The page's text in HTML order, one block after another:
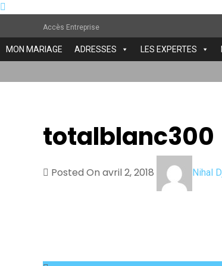
Accès Entreprise
MON MARIAGE ADRESSES LES EXPERTES
totalblanc300
Posted On avril 2, 2018 Nihal